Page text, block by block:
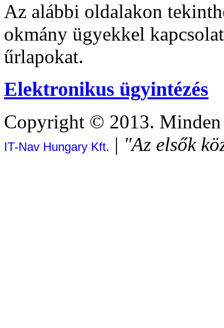
Az alábbi oldalakon
okmány ügyekkel
űrlapokat.
Elektronikus ügyintézés
Copyright © 2013.
IT-Nav Hungary Kft. | "Az elsők